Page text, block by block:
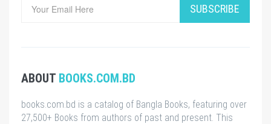
SUBSCRIBE
ABOUT BOOKS.COM.BD
books.com.bd is a catalog of Bangla Books, featuring over
27,500+ Books from authors of past and present. This